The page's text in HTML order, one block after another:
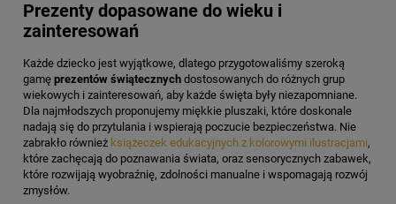
Prezenty dopasowane do wieku i
zainteresowań
Każde dziecko jest wyjątkowe, dlatego przygotowaliśmy szeroką
gamę prezentów świątecznych dostosowanych do różnych grup
wiekowych i zainteresowań, aby każde święta były niezapomniane.
Dla najmłodszych proponujemy miękkie pluszaki, które doskonale
nadają się do przytulania i wspierają poczucie bezpieczeństwa. Nie
zabrakło również książeczek edukacyjnych z kolorowymi ilustracjami,
które zachęcają do poznawania świata, oraz sensorycznych zabawek,
które rozwijają wyobraźnię, zdolności manualne i wspomagają rozwój
zmysłów.